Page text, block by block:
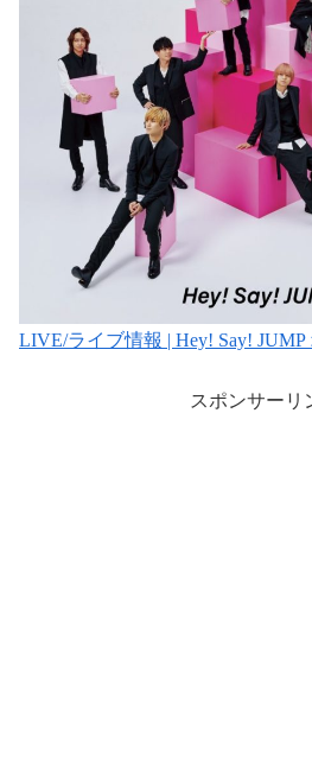
LIVE/ライブ情報 | Hey! Say!
スポンサーリ